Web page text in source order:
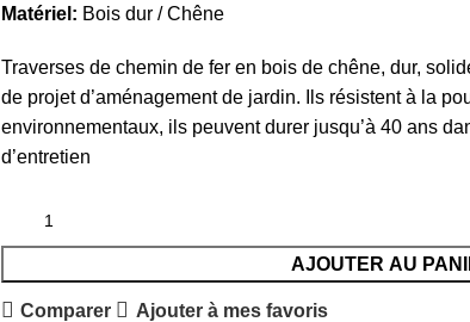
Matériel: Bois dur / Chêne
Traverses de chemin de fer en bois de chêne, dur,
de projet d’aménagement de jardin. Ils résistent à la
environnementaux, ils peuvent durer jusqu’à 40 ans
d’entretien
AJOUTER AU
Comparer Ajouter à mes favoris